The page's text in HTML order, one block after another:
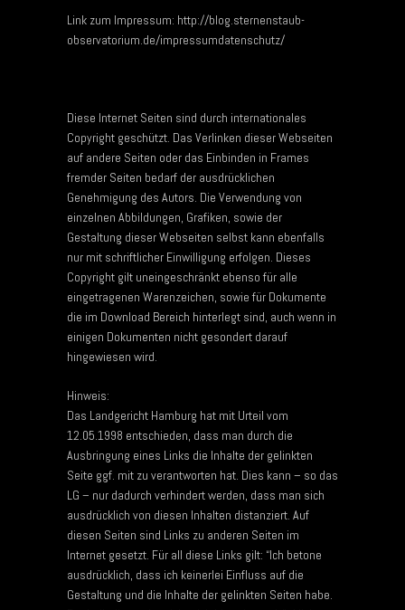
Link zum Impressum: http://blog.sternenstaub-
observatorium.de/impressumdatenschutz/
Diese Internet Seiten sind durch internationales
Copyright geschützt. Das Verlinken dieser Webseiten
auf andere Seiten oder das Einbinden in Frames
fremder Seiten bedarf der ausdrücklichen
Genehmigung des Autors. Die Verwendung von
einzelnen Abbildungen, Grafiken, sowie der
Gestaltung dieser Webseiten selbst kann ebenfalls
nur mit schriftlicher Einwilligung erfolgen. Dieses
Copyright gilt uneingeschränkt ebenso für alle
eingetragenen Warenzeichen, sowie für Dokumente
die im Download Bereich hinterlegt sind, auch wenn in
einigen Dokumenten nicht gesondert darauf
hingewiesen wird.
Hinweis:
Das Landgericht Hamburg hat mit Urteil vom
12.05.1998 entschieden, dass man durch die
Ausbringung eines Links die Inhalte der gelinkten
Seite ggf. mit zu verantworten hat. Dies kann – so das
LG – nur dadurch verhindert werden, dass man sich
ausdrücklich von diesen Inhalten distanziert. Auf
diesen Seiten sind Links zu anderen Seiten im
Internet gesetzt. Für all diese Links gilt: “Ich betone
ausdrücklich, dass ich keinerlei Einfluss auf die
Gestaltung und die Inhalte der gelinkten Seiten habe.